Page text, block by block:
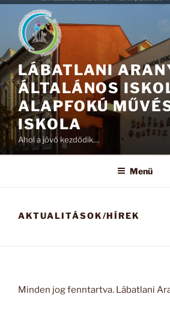
Tartalomhoz
LÁBATLANI
ÁLTALÁNOS
ALAPFOKÚ
ISKOLA
Ahol a jövő kezdődik…
Menü
AKTUALITÁSOK/HÍREK
Minden jog fenntartva. Lábatlani